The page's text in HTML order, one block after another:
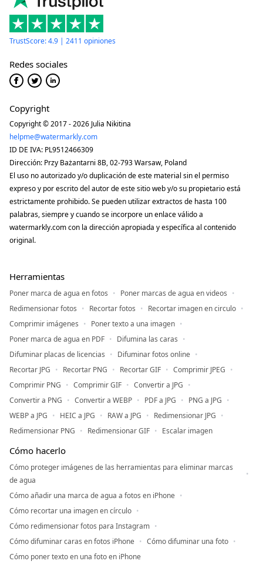
TrustScore: 4.9 | 2411 opiniones
Redes sociales
Copyright
Copyright © 2017 - 2026 Julia Nikitina
helpme@watermarkly.com
ID DE IVA: PL9512466309
Dirección: Przy Bażantarni 8B, 02-793 Warsaw, Poland
El uso no autorizado y/o duplicación de este material sin el permiso
expreso y por escrito del autor de este sitio web y/o su propietario está
estrictamente prohibido. Se pueden utilizar extractos de hasta 100
palabras, siempre y cuando se incorpore un enlace válido a
watermarkly.com con la dirección apropiada y específica al contenido
original.
Herramientas
Poner marca de agua en fotos
Poner marcas de agua en videos
Redimensionar fotos
Recortar fotos
Recortar imagen en circulo
Comprimir imágenes
Poner texto a una imagen
Poner marca de agua en PDF
Difumina las caras
Difuminar placas de licencias
Difuminar fotos online
Recortar JPG
Recortar PNG Recortar GIF
Comprimir JPEG
Comprimir PNG
Comprimir GIF
Convertir a JPG
Convertir a PNG
Convertir a WEBP PDF a JPG
PNG a JPG
WEBP a JPG
HEIC a JPG RAW a JPG
Redimensionar JPG
Redimensionar PNG
Redimensionar GIF Escalar imagen
Cómo hacerlo
Cómo proteger imágenes de las herramientas para eliminar marcas
de agua
Cómo añadir una marca de agua a fotos en iPhone
Cómo recortar una imagen en círculo
Cómo redimensionar fotos para Instagram
Cómo difuminar caras en fotos iPhone
Cómo difuminar una foto
Cómo poner texto en una foto en iPhone